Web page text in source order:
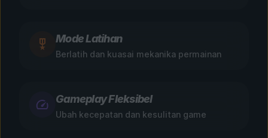
Mode Latihan
Berlatih dan kuasai mekanika permainan
Gameplay Fleksibel
Ubah kecepatan dan kesulitan game